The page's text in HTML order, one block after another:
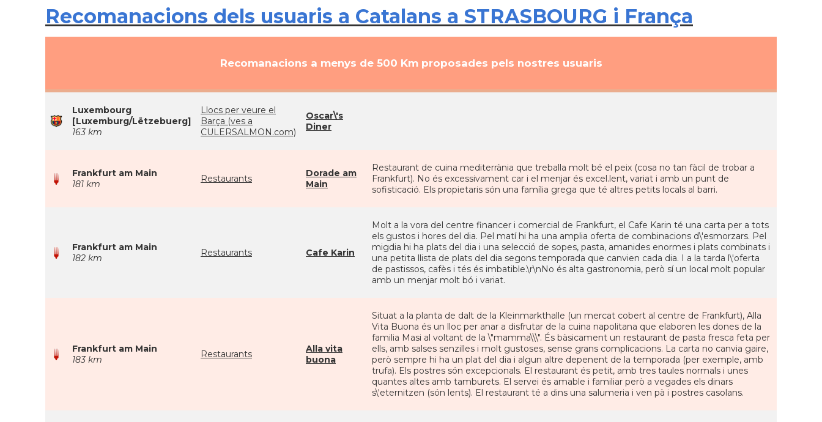
Recomanacions dels usuaris a Catalans a STRASBOURG i França
Recomanacions a menys de 500 Km proposades pels nostres usuaris
Luxembourg
[Luxemburg/Lëtzebuerg]
163 km
Llocs per veure el
Barça (ves a
CULERSALMON.com)
Oscar\'s
Diner
Frankfurt am Main
181 km
Restaurants
Dorade am
Main
Restaurant de cuina mediterrània que treballa molt bé el peix (cosa no tan fàcil de trobar a
Frankfurt). No és excessivament car i el menjar és excel.lent, variat i amb un punt de
sofisticació. Els propietaris són una família grega que té altres petits locals al barri.
Frankfurt am Main
182 km
Restaurants Cafe Karin
Molt a la vora del centre financer i comercial de Frankfurt, el Cafe Karin té una carta per a tots
els gustos i hores del dia. Pel matí hi ha una amplia oferta de combinacions d\'esmorzars. Pel
migdia hi ha plats del dia i una selecció de sopes, pasta, amanides enormes i plats combinats i
una petita llista de plats del dia segons temporada que canvien cada dia. I a la tarda l\'oferta
de pastissos, cafès i tés és imbatible.\r\nNo és alta gastronomia, però sí un local molt popular
amb un menjar molt bó i variat.
Frankfurt am Main
183 km
Restaurants
Alla vita
buona
Situat a la planta de dalt de la Kleinmarkthalle (un mercat cobert al centre de Frankfurt), Alla
Vita Buona és un lloc per anar a disfrutar de la cuina napolitana que elaboren les dones de la
familia Masi al voltant de la \"mamma\\\". És bàsicament un restaurant de pasta fresca feta per
ells, amb salses senzilles i molt gustoses, sense grans complicacions. La carta no canvia gaire,
però sempre hi ha un plat del dia i algun altre depenent de la temporada (per exemple, amb
trufa). Els postres són excepcionals. El restaurant és petit, amb tres taules normals i unes
quantes altes amb tamburets. El servei és amable i familiar però a vegades els dinars
s\'eternitzen (són lents). El restaurant té a dins una salumeria i ven pà i postres casolans.